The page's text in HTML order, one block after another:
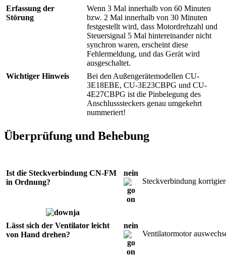
Erfassung der
Störung
Wenn 3 Mal innerhalb von 60 Minuten
bzw. 2 Mal innerhalb von 30 Minuten
festgestellt wird, dass Motordrehzahl und
Steuersignal 5 Mal hintereinander nicht
synchron waren, erscheint diese
Fehlermeldung, und das Gerät wird
ausgeschaltet.
Wichtiger Hinweis
Bei den Außengerätemodellen CU-
3E18EBE, CU-3E23CBPG und CU-
4E27CBPG ist die Pinbelegung des
Anschlusssteckers genau umgekehrt
nummeriert!
Überprüfung und Behebung
Ist die Steckverbindung CN-FM
in Ordnung?
nein
Steckverbindung
ja
Lässt sich der Ventilator leicht
von Hand drehen?
nein
Ventilatormotor